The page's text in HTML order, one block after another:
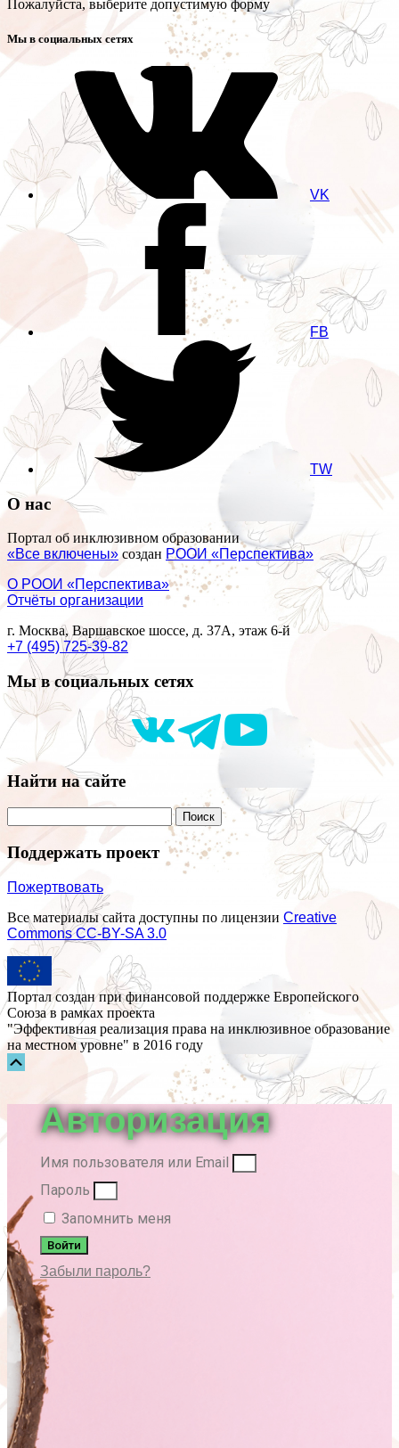
Пожалуйста, выберите допустимую форму
Мы в социальных сетях
VK
FB
TW
О нас
Портал об инклюзивном образовании
«Все включены» создан РООИ «Перспектива»
О РООИ «Перспектива»
Отчёты организации
г. Москва, Варшавское шоссе, д. 37А, этаж 6-й
+7 (495) 725-39-82
Мы в социальных сетях
Найти на сайте
Поддержать проект
Пожертвовать
Все материалы сайта доступны по лицензии Creative
Commons СС-BY-SA 3.0
Портал создан при финансовой поддержке Европейского
Союза в рамках проекта
"Эффективная реализация права на инклюзивное образование
на местном уровне" в 2016 году
Авторизация
Имя пользователя или Email
Пароль
Запомнить меня
Войти
Забыли пароль?